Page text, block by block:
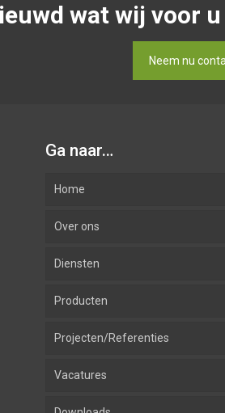
wat wij voor
Neem nu
Ga naar…
Home
Over ons
Diensten
Advies
Ontwerp
Installatie
Producten
Inbraak
Brandmeld
Projecten/Referenties
Vacatures